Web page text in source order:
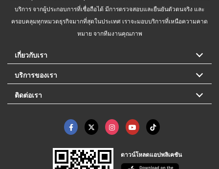
บริการ จากผู้ประกอบการที่เชื่อถือได้ มีการตรวจสอบและยืนยันตัวตนจริง และ
ครอบคลุมทุกหมวดธุรกิจมากที่สุดในประเทศ เราจะมอบบริการที่เหนือความคาด
หมาย จากทีมงานคุณภาพ
เกี่ยวกับเรา
บริการของเรา
ติดต่อเรา
ดาวน์โหลดแอปพลิเคชัน